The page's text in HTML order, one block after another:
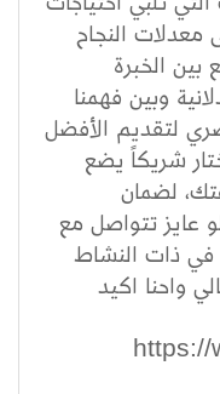
معدلات النجاح
بين الخبرة
وبين فهمنا
لتقديم الأفضل
شريكاً يضع
لضمان
عايز تتواصل مع
ذات النشاط
واحنا اكيد
https://